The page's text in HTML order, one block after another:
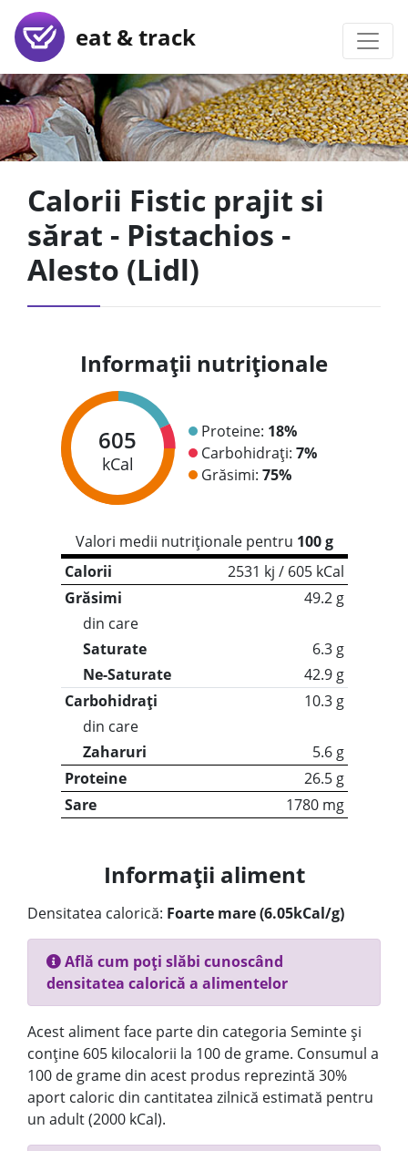
eat & track
Calorii Fistic prajit si
sărat - Pistachios -
Alesto (Lidl)
Informații nutriționale
605
kCal
Proteine: 18%
Carbohidrați: 7%
Grăsimi: 75%
Valori medii nutriționale pentru 100 g
Calorii
2531 kj / 605 kCal
Grăsimi
49.2 g
din care
Saturate
6.3 g
Ne-Saturate
42.9 g
Carbohidrați
10.3 g
din care
Zaharuri
5.6 g
Proteine
26.5 g
Sare
1780 mg
Informații aliment
Densitatea calorică: Foarte mare (6.05kCal/g)
Află cum poți slăbi cunoscând
densitatea calorică a alimentelor
Acest aliment face parte din categoria Seminte și
conține 605 kilocalorii la 100 de grame. Consumul a
100 de grame din acest produs reprezintă 30%
aport caloric din cantitatea zilnică estimată pentru
un adult (2000 kCal).